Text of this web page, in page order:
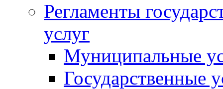
Регламенты
услуг
Муниципальные
Государственные